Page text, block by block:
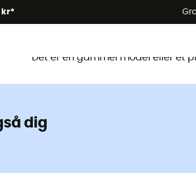
kr*
Det er en gammel model eller et
dig